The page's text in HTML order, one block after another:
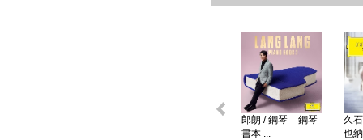
郎朗 / 鋼琴 _ 鋼琴
書本 ...
久
也